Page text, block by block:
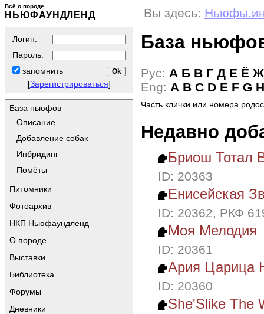
Всё о породе
НЬЮФАУНДЛЕНД
Логин:
Пароль:
запомнить
[Зарегистрироваться]
База ньюфов
Описание
Добавление собак
Инбридинг
Помёты
Питомники
Фотоархив
НКП Ньюфаундленд
О породе
Выставки
Библиотека
Форумы
Дневники
Вы здесь:
База
Рус: А Б В Г Д Е Ё Ж
Eng: A B C D E F G H
Часть клички или номера
Недавно
Бриош Тотал
ID: 20363
Енисейская
ID: 20362, РКФ
Моя Мелодия
ID: 20361
Ария Царица
ID: 20360
She'Slike The